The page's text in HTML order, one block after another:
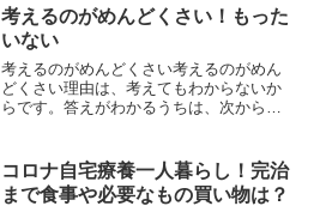
第ですが、私だったら１か...
考えるのがめんどくさい！もった
いない
考えるのがめんどくさい考えるのがめん
どくさい理由は、考えてもわからないか
らです。答えがわかるうちは、次から次
も考えてしまいます。わからないこと
は、いつまで経ってもわかり...
コロナ自宅療養一人暮らし！完治
まで食事や必要なもの買い物は？